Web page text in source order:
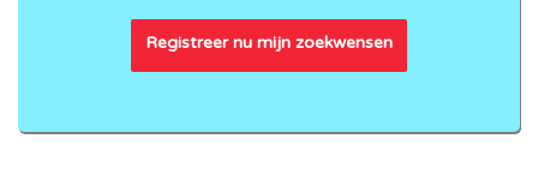
Registreer nu mijn zoekwensen